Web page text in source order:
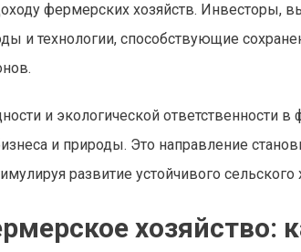
фермерских хозяйств.
и технологии, способствующие
и экологической ответственности
и природы. Это направление
развитие устойчивого
хозяйство: